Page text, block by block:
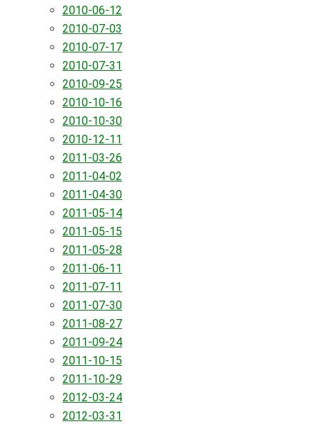
2010-06-12
2010-07-03
2010-07-17
2010-07-31
2010-09-25
2010-10-16
2010-10-30
2010-12-11
2011-03-26
2011-04-02
2011-04-30
2011-05-14
2011-05-15
2011-05-28
2011-06-11
2011-07-11
2011-07-30
2011-08-27
2011-09-24
2011-10-15
2011-10-29
2012-03-24
2012-03-31